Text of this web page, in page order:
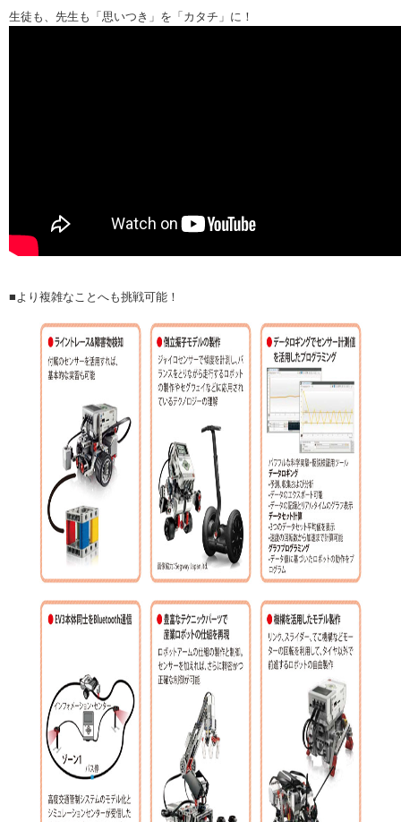
生徒も、先生も「思いつき」を「カタチ」に！
■より複雑なことへも挑戦可能！